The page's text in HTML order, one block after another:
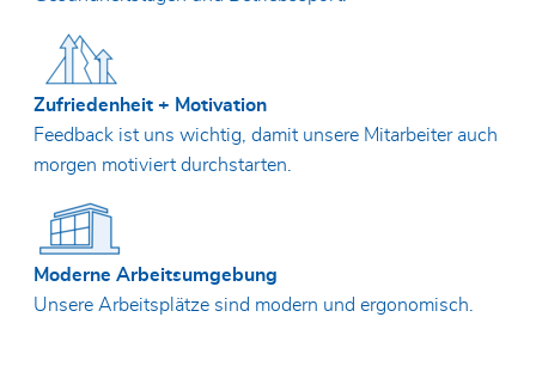
Zufriedenheit + Motivation
Feedback ist uns wichtig, damit unsere Mitarbeiter auch
morgen motiviert durchstarten.
Moderne Arbeitsumgebung
Unsere Arbeitsplätze sind modern und ergonomisch.